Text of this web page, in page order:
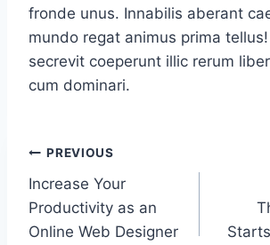
fronde unus. Innabilis aberant
mundo regat animus prima
secrevit coeperunt illic rerum
cum dominari.
Post
navigation
PREVIOUS
Increase Your
Productivity as an
Online Web Designer